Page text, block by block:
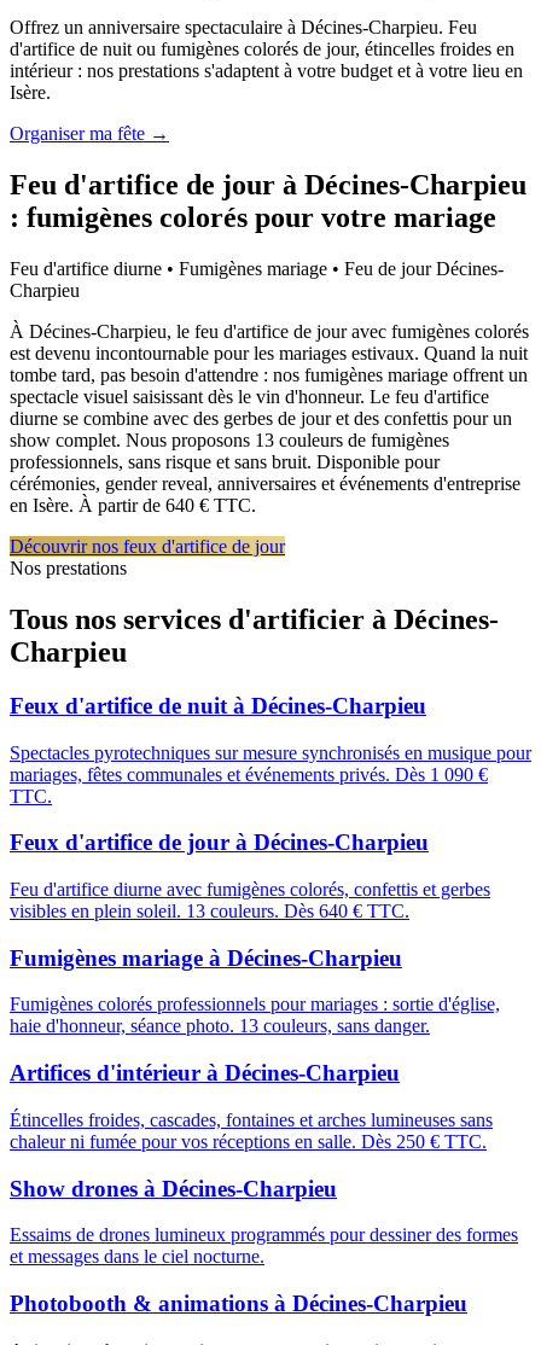
Offrez un anniversaire spectaculaire à Décines-Charpieu. Feu
d'artifice de nuit ou fumigènes colorés de jour, étincelles froides en
intérieur : nos prestations s'adaptent à votre budget et à votre lieu en
Isère.
Organiser ma fête →
Feu d'artifice de jour à Décines-Charpieu
: fumigènes colorés pour votre mariage
Feu d'artifice diurne • Fumigènes mariage • Feu de jourDécines-
Charpieu
À Décines-Charpieu, le feu d'artifice de jour avec fumigènes colorés
est devenu incontournable pour les mariages estivaux. Quand la nuit
tombe tard, pas besoin d'attendre : nos fumigènes mariage offrent un
spectacle visuel saisissant dès le vin d'honneur. Le feu d'artifice
diurne se combine avec des gerbes de jour et des confettis pour un
show complet. Nous proposons 13 couleurs de fumigènes
professionnels, sans risque et sans bruit. Disponible pour
cérémonies, gender reveal, anniversaires et événements d'entreprise
en Isère. À partir de 640 € TTC.
Découvrir nos feux d'artifice de jour
Nos prestations
Tous nos services d'artificier à Décines-
Charpieu
Feux d'artifice de nuit à Décines-Charpieu
Spectacles pyrotechniques sur mesure synchronisés en musique pour
mariages, fêtes communales et événements privés. Dès 1 090 €
TTC.
Feux d'artifice de jour à Décines-Charpieu
Feu d'artifice diurne avec fumigènes colorés, confettis et gerbes
visibles en plein soleil. 13 couleurs. Dès 640 € TTC.
Fumigènes mariage à Décines-Charpieu
Fumigènes colorés professionnels pour mariages : sortie d'église,
haie d'honneur, séance photo. 13 couleurs, sans danger.
Artifices d'intérieur à Décines-Charpieu
Étincelles froides, cascades, fontaines et arches lumineuses sans
chaleur ni fumée pour vos réceptions en salle. Dès 250 € TTC.
Show drones à Décines-Charpieu
Essaims de drones lumineux programmés pour dessiner des formes
et messages dans le ciel nocturne.
Photobooth & animations à Décines-Charpieu